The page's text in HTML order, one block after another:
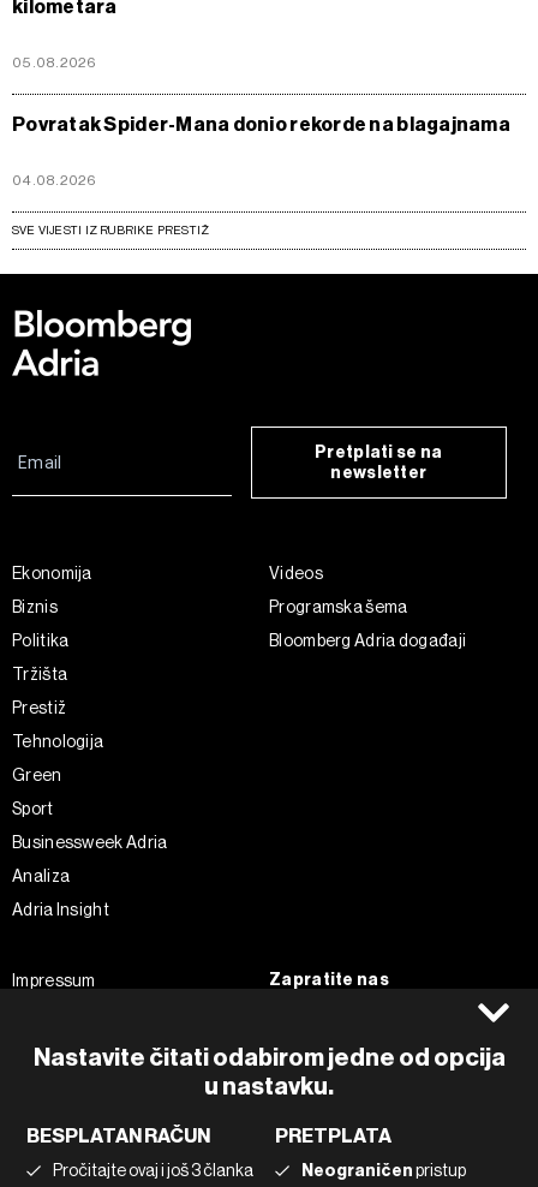
kilometara
05.08.2026
Povratak Spider-Mana donio rekorde na blagajnama
04.08.2026
SVE VIJESTI IZ RUBRIKE PRESTIŽ
Nastavite čitati odabirom jedne od opcija
u nastavku.
BESPLATAN RAČUN
Pročitajte ovaj i još 3 članka
PRETPLATA
Neograničenpristup
Pretplati se na
newsletter
Ekonomija
Biznis
Politika
Tržišta
Prestiž
Tehnologija
Green
Sport
Businessweek Adria
Analiza
Adria Insight
Videos
Programska šema
Bloomberg Adria događaji
Impressum
Pravila privatnosti
Korištenje umjetne inteligencije
Zapratite nas
Instagram
Twitter
Tiktok